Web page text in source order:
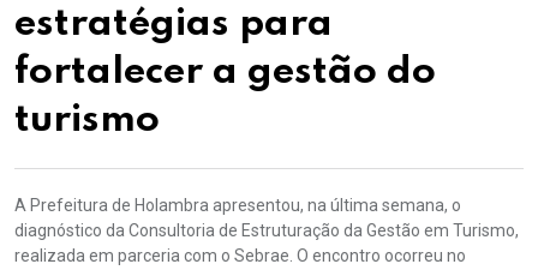
estratégias para
fortalecer a gestão do
turismo
A Prefeitura de Holambra apresentou, na última semana, o
diagnóstico da Consultoria de Estruturação da Gestão em Turismo,
realizada em parceria com o Sebrae. O encontro ocorreu no